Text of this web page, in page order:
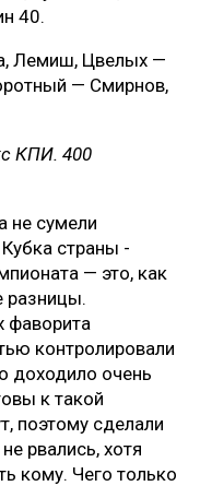
40.
Лемиш, Цвелых —
— Смирнов,
КПИ. 400
не сумели
страны -
— это, как
разницы.
фаворита
контролировали
доходило очень
к такой
поэтому сделали
рвались, хотя
кому. Чего только